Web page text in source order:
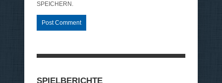
SPEICHERN.
SPIELBERICHTE